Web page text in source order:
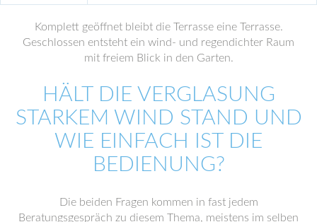
Komplett geöffnet bleibt die Terrasse eine Terrasse.
Geschlossen entsteht ein wind- und regendichter Raum
mit freiem Blick in den Garten.
HÄLT DIE VERGLASUNG
STARKEM WIND STAND UND
WIE EINFACH IST DIE
BEDIENUNG?
Die beiden Fragen kommen in fast jedem
Beratungsgespräch zu diesem Thema, meistens im selben